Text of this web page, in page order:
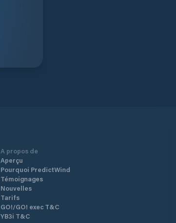
A propos de
Aperçu
Pourquoi PredictWind
Témoignages
Nouvelles
Tarifs
GO!/GO! exec T&C
YB3i T&C